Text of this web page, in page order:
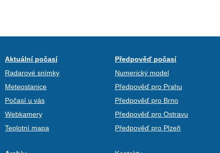
Aktuální počasí
Radarové snímky
Meteostanice
Počasí u vás
Webkamery
Teplotní mapa
Předpověď počasí
Numerický model
Předpověď pro Prahu
Předpověď pro Brno
Předpověď pro Ostravu
Předpověď pro Plzeň